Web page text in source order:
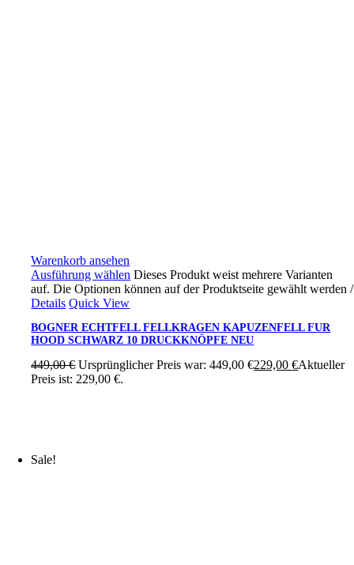
Warenkorb ansehen
Ausführung wählen Dieses Produkt weist mehrere Varianten
auf. Die Optionen können auf der Produktseite gewählt werden/
Details Quick View
BOGNER ECHTFELL FELLKRAGEN KAPUZENFELL FUR
HOOD SCHWARZ 10 DRUCKKNÖPFE NEU
449,00€ Ursprünglicher Preis war: 449,00 €229,00€Aktueller
Preis ist: 229,00 €.
Sale!